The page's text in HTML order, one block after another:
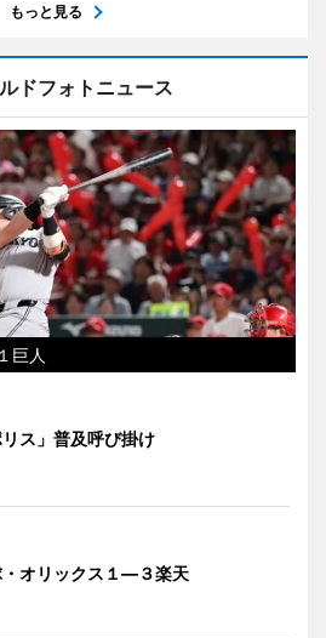
もっと見る
ドフォトニュース
巨人
リス」普及呼び掛け
・オリックス１―３楽天